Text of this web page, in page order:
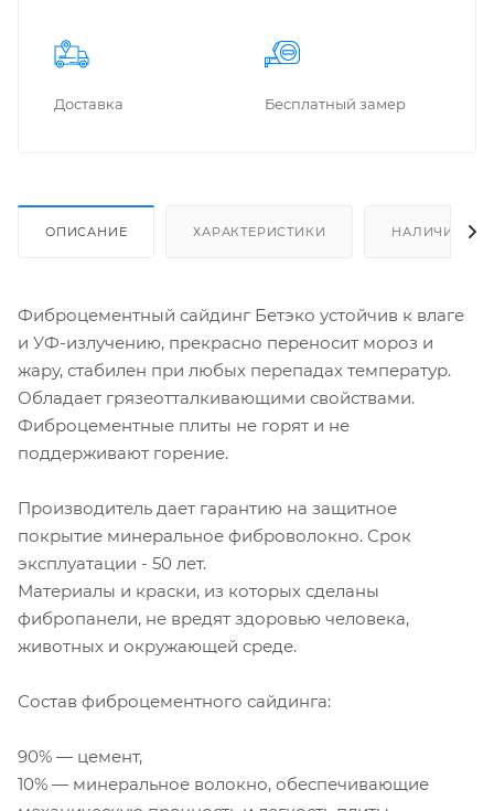
Доставка Бес­плат­ный замер
ОПИСАНИЕ ХАРАКТЕРИСТИКИ НАЛИЧИЕ
Фиброцементный сайдинг Бетэко устойчив к влаге
и УФ-излучению, прекрасно переносит мороз и
жару, стабилен при любых перепадах температур.
Обладает грязеотталкивающими свойствами.
Фиброцементные плиты не горят и не
поддерживают горение.
Производитель дает гарантию на защитное
покрытие минеральное фиброволокно. Срок
эксплуатации - 50 лет.
Материалы и краски, из которых сделаны
фибропанели, не вредят здоровью человека,
животных и окружающей среде.
Состав фиброцементного сайдинга:
90% — цемент,
10% — минеральное волокно, обеспечивающие